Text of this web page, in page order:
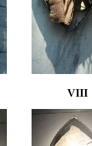
VIII